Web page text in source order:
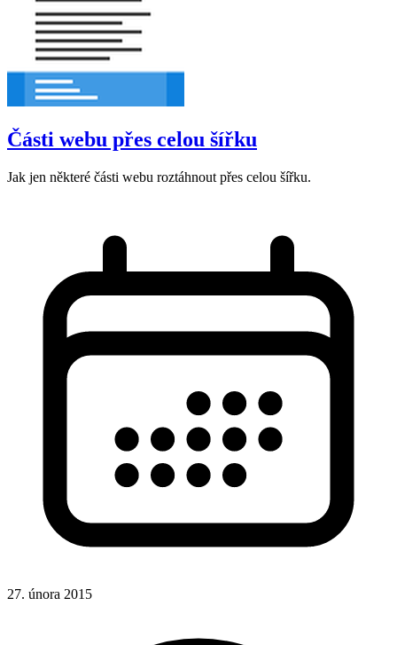
Části webu přes celou šířku
Jak jen některé části webu roztáhnout přes celou šířku.
27. února 2015